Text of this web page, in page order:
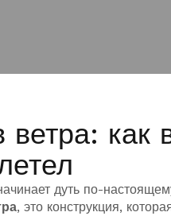
как
дуть по-
, это конструкция,